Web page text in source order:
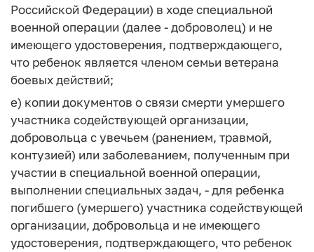
Российской Федерации) в ходе специальной
военной операции (далее - доброволец) и не
имеющего удостоверения, подтверждающего,
что ребенок является членом семьи ветерана
боевых действий;
е) копии документов о связи смерти умершего
участника содействующей организации,
добровольца с увечьем (ранением, травмой,
контузией) или заболеванием, полученным при
участии в специальной военной операции,
выполнении специальных задач, - для ребенка
погибшего (умершего) участника содействующей
организации, добровольца и не имеющего
удостоверения, подтверждающего, что ребенок